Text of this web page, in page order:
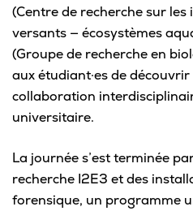
(Centre de recherche sur
versants — écosystèmes
(Groupe de recherche en
aux étudiant·es de
collaboration
universitaire.
La journée s’est terminée
recherche I2E3 et des
forensique, un programme